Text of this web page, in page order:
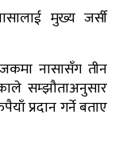
मुख्य जर्सी
नासासँग तीन
सम्झौताअनुसार
प्रदान गर्ने बताए